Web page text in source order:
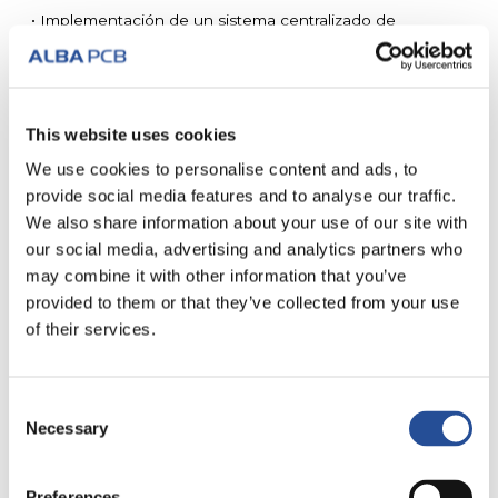
This website uses cookies
We use cookies to personalise content and ads, to
provide social media features and to analyse our traffic.
We also share information about your use of our site with
our social media, advertising and analytics partners who
may combine it with other information that you’ve
provided to them or that they’ve collected from your use
of their services.
Selection
Necessary
• Implementación de un sistema centralizado de
refrigeración de las máquinas de perforación y fresado.
construcción de una sala blanca de clase 10.000 para
albergar el Nuvogo 800 Direct Imaging System de
Orbotech. El sistema utiliza la nueva tecnología láser
MultiWave.
• Adquisición de la máquina Teknek para la limpieza de
los cuadrados laminados con dry film para la limpieza del
2013.
120 Orbotech – con centrado óptico de inyección de